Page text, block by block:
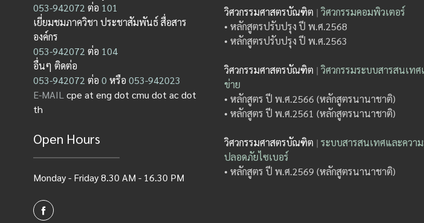
053-942072 ต่อ 101
เยี่ยมชมภาควิชา ประชาสัมพันธ์ สื่อสาร
องค์กร
053-942072 ต่อ 104
อื่นๆ ติดต่อ
053-942072 ต่อ0 หรือ053-942023
E-MAILcpe at eng dot cmu dot ac dot
th
Open Hours
Monday - Friday 8.30 AM - 16.30 PM
วิศวกรรมศาสตรบัณฑิต | วิศวกรรมคอมพิวเตอร์
• หลักสูตรปรับปรุง ปี พ.ศ.2568
• หลักสูตรปรับปรุง ปี พ.ศ.2563
วิศวกรรมศาสตรบัณฑิต | วิศวกรรมระบบสารสนเทศ
ข่าย
• หลักสูตร ปี พ.ศ.2566 (หลักสูตรนานาชาติ)
• หลักสูตร ปี พ.ศ.2561 (หลักสูตรนานาชาติ)
วิศวกรรมศาสตรบัณฑิต | ระบบสารสนเทศและควา
ปลอดภัยไซเบอร์
• หลักสูตร ปี พ.ศ.2569 (หลักสูตรนานาชาติ)